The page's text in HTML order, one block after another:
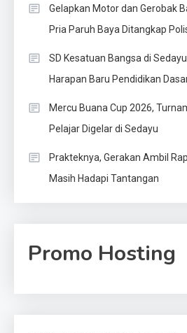
Gelapkan Motor dan Gerobak
Pria Paruh Baya Ditangkap
SD Kesatuan Bangsa di
Harapan Baru Pendidikan
Mercu Buana Cup 2026,
Pelajar Digelar di Sedayu
Prakteknya, Gerakan Ambil
Masih Hadapi Tantangan
Promo Hosting